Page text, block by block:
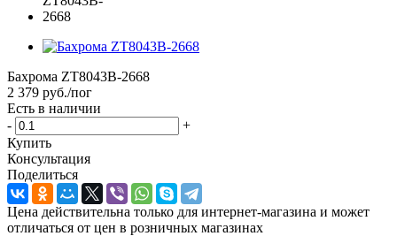
Бахрома ZT8043B-2668
2 379 руб./пог
Есть в наличии
-
+
Купить
Консультация
Поделиться
Цена действительна только для интернет-магазина и может
отличаться от цен в розничных магазинах